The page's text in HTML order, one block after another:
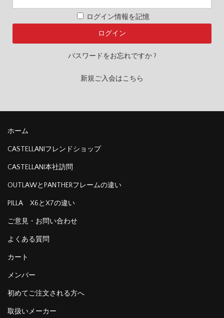
ログイン情報を記憶
パスワードをお忘れですか ?
新規ご入会はこちら
ホーム
CASTELLANIフレンドショップ
CASTELLANI本社訪問
OUTLAWとPANTHERフレームの違い
PILLA X6とX7の違い
ご意見・お問い合わせ
よくある質問
カート
メンバー
初めてご注文される方へ
取扱いメーカー